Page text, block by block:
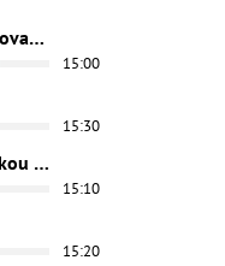
NCIS - Námorný vyšetrovací úrad
15:00
15:30
Pravdivé príbehy s Katkou Brychtovou
15:10
15:20